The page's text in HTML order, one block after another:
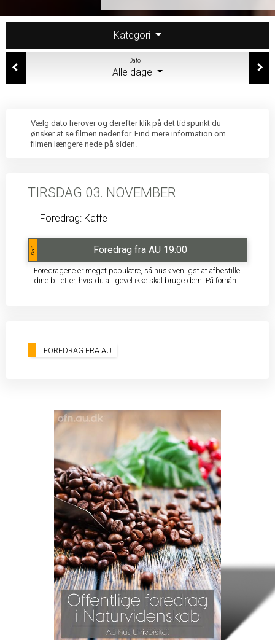
Kategori
Dato
Alle dage
Vælg dato herover og derefter klik på det tidspunkt du
ønsker at se filmen nedenfor. Find mere information om
filmen længere nede på siden.
TIRSDAG 03. NOVEMBER
Foredrag: Kaffe
Sal 1 Foredrag fra AU 19:00
Foredragene er meget populære, så husk venligst at afbestille
dine billetter, hvis du alligevel ikke skal bruge dem. På forhånd
FOREDRAG FRA AU